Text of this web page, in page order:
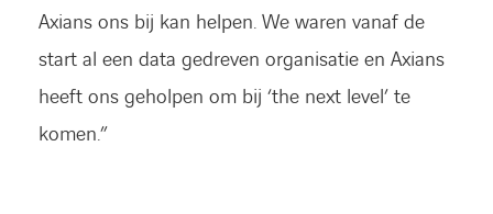
Axians ons bij kan helpen. We waren vanaf de
start al een data gedreven organisatie en Axians
heeft ons geholpen om bij ‘the next level’ te
komen.”